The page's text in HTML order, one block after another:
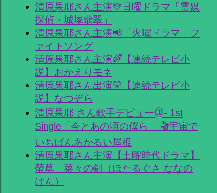
清原果耶さん主演💛日曜ドラマ「霊媒
探偵・城塚翡翠」
清原果耶さん主演📢「火曜ドラマ」フ
ァイトソング
清原果耶さん主演🌈【連続テレビ小
説】おかえりモネ
清原果耶さん出演💛【連続テレビ小
説】なつぞら
清原果耶 さん歌手デビュー🄭- 1st
Single「今とあの頃の僕ら 」🎬宇宙で
いちばんあかるい屋根
清原果耶さん主演【土曜時代ドラマ】
螢草 菜々の剣（ほたるぐさ ななの
けん）